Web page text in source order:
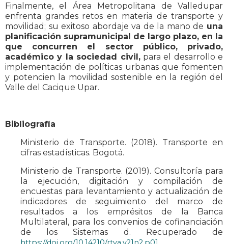
Finalmente, el Área Metropolitana de Valledupar
enfrenta grandes retos en materia de transporte y
movilidad; su exitoso abordaje va de la mano de una
planificación supramunicipal de largo plazo, en la
que concurren el sector público, privado,
académico y la sociedad civil,para el desarrollo e
implementación de políticas urbanas que fomenten
y potencien la movilidad sostenible en la región del
Valle del Cacique Upar.
Bibliografía
Ministerio de Transporte. (2018). Transporte en
cifras estadísticas. Bogotá.
Ministerio de Transporte. (2019). Consultoría para
la ejecución, digitación y compilación de
encuestas para levantamiento y actualización de
indicadores de seguimiento del marco de
resultados a los emprésitos de la Banca
Multilateral, para los convenios de cofinanciación
de los Sistemas d. Recuperado de